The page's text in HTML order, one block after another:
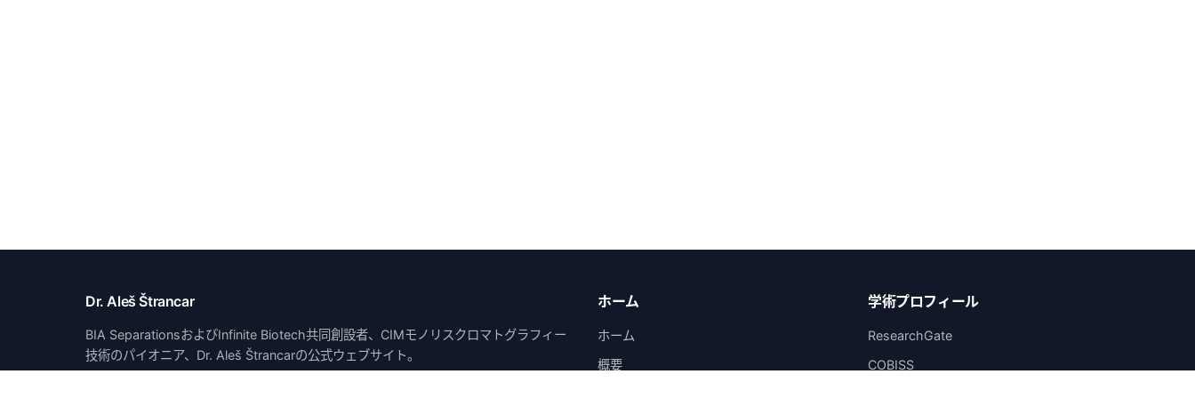
Dr. Aleš Štrancar
BIA SeparationsおよびInfinite Biotech共同創設者、CIMモノリスクロマトグラフィー
技術のパイオニア、Dr. Aleš Štrancarの公式ウェブサイト。
ホーム
ホーム
概要
学術プロフィール
ResearchGate
COBISS